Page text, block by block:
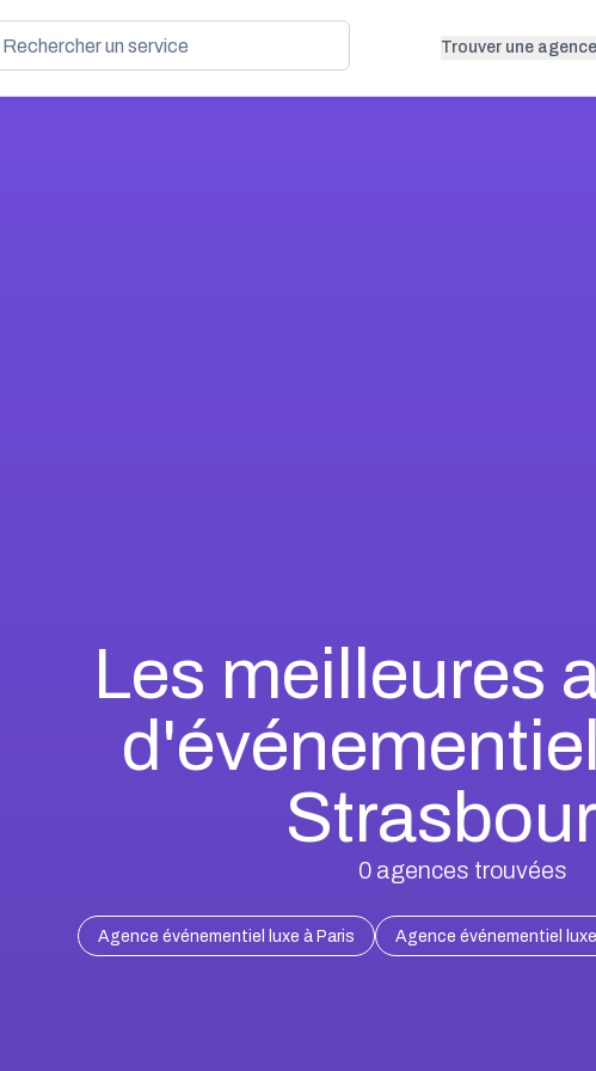
Trouver une agence
Les meilleures
0agences trouvées
Agence événementiel luxe à Paris Agence événementiel